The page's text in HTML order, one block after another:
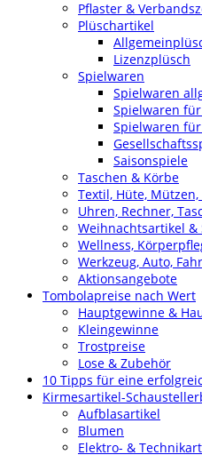
Pflaster &
Plüschartikel
Lizenzplüsch
Spielwaren
Spielwaren
Spielwaren
Spielwaren
Saisonspiele
Taschen & Körbe
Textil, Hüte, Mützen,
Uhren, Rechner,
Weihnachtsartikel &
Wellness,
Werkzeug, Auto,
Aktionsangebote
Tombolapreise nach Wert
Hauptgewinne &
Kleingewinne
Trostpreise
Lose & Zubehör
10 Tipps für eine
Kirmesartikel-
Aufblasartikel
Blumen
Elektro- &